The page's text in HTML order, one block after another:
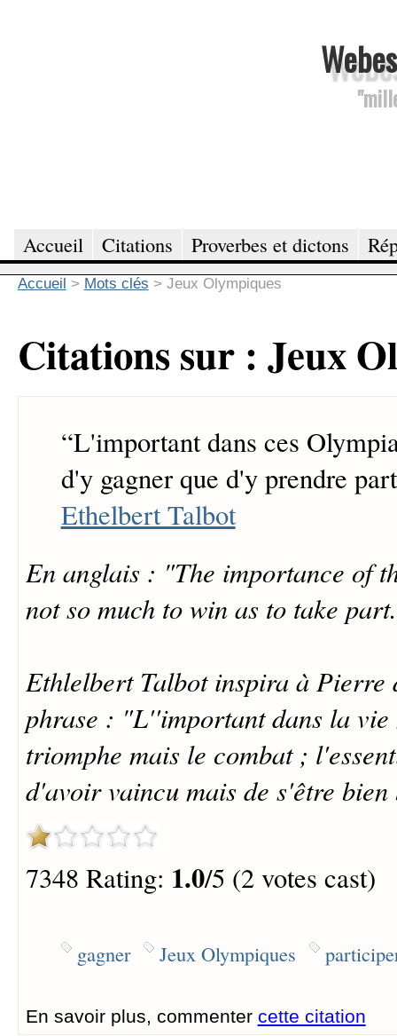
Accueil Citations Proverbes et dictons
Accueil > Mots clés > Jeux Olympiques
Citations sur : Jeux
“L'important dans ces
d'y gagner que d'y prendre
Ethelbert Talbot
En anglais : "The importance of
not so much to win as to take
Ethlelbert Talbot inspira à Pierre
phrase : "L''important dans la vie
triomphe mais le combat ;
d'avoir vaincu mais de s'être
7348 Rating: 1.0/5 (2 votes cast)
gagner Jeux Olympiques
En savoir plus, commenter cette citation